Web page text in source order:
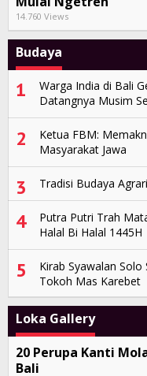
14.760 Views
Budaya
1
Warga India di Bali
Datangnya Musim
2
Ketua FBM:
Masyarakat Jawa
3 Tradisi Budaya
4
Putra Putri Trah
Halal Bi Halal 1445H
5
Kirab Syawalan
Tokoh Mas Karebet
Loka Gallery
20 Perupa Kanti
Bali